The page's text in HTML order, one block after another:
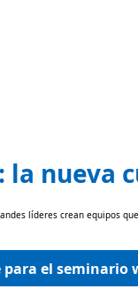
nueva
líderes crean equipos
para el seminario